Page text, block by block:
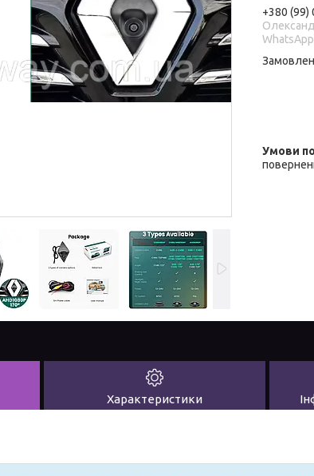
+380 (99)
Характеристики